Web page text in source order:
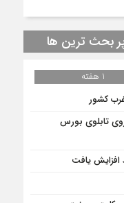
بحث ترین ها
1 هفته
کشور
روی تابلوی بورس
یافت